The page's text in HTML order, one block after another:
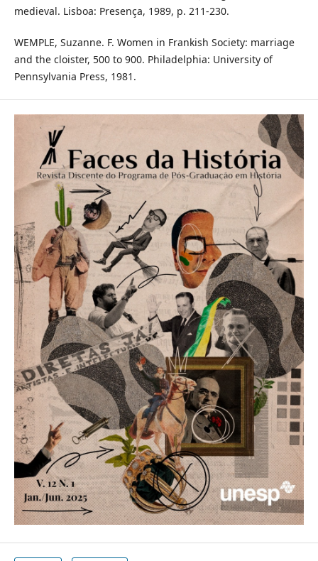
medieval. Lisboa: Presença, 1989, p. 211-230.
WEMPLE, Suzanne. F. Women in Frankish Society: marriage
and the cloister, 500 to 900. Philadelphia: University of
Pennsylvania Press, 1981.